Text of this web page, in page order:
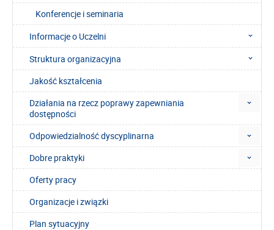
Konferencje i seminaria
Informacje o Uczelni
Struktura organizacyjna
Jakość kształcenia
Działania na rzecz poprawy zapewniania
dostępności
Odpowiedzialność dyscyplinarna
Dobre praktyki
Oferty pracy
Organizacje i związki
Plan sytuacyjny